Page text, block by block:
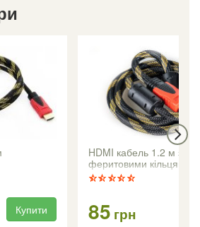
Купити
HDMI кабель 1.2 м з
феритовими кільцями
85 грн